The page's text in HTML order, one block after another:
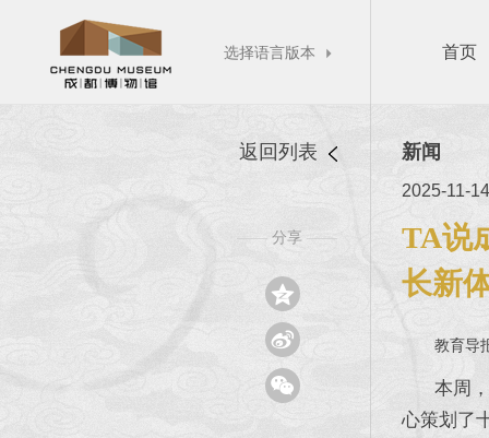
选择语言版本  首页
返回列表
—— 分享 ——



新闻
2025-11-14
TA说
长新
教育导
本周，
心策划了